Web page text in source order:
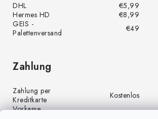
DHL
€5,99
Hermes HD
€8,99
GEIS -
Palettenversand
€49
Zahlung
Zahlung per
Kreditkarte
Kostenlos
Vorkasse